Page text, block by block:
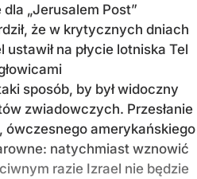
„Jerusalem Post”
że w krytycznych dniach
na płycie lotniska Tel
sposób, by był widoczny
zwiadowczych. Przesłanie
ówczesnego amerykańskiego
natychmiast wznowić
razie Izrael nie będzie